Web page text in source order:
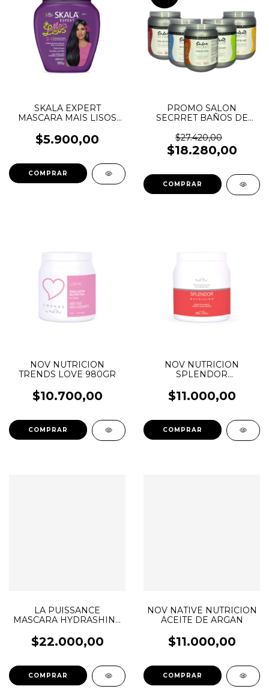
SKALA EXPERT
MASCARA MAIS LISOS
$5.900,00
PROMO SALON
SECRRET BAÑOS DE
$27.420,00
$18.280,00
NOV NUTRICION
TRENDS LOVE 980GR
$10.700,00
NOV NUTRICION
SPLENDOR
CREATINA 980GR
$11.000,00
LA PUISSANCE
MASCARA HYDRASHINE
$22.000,00
NOV NATIVE NUTRICION
ACEITE DE ARGAN
$11.000,00
COMPRAR